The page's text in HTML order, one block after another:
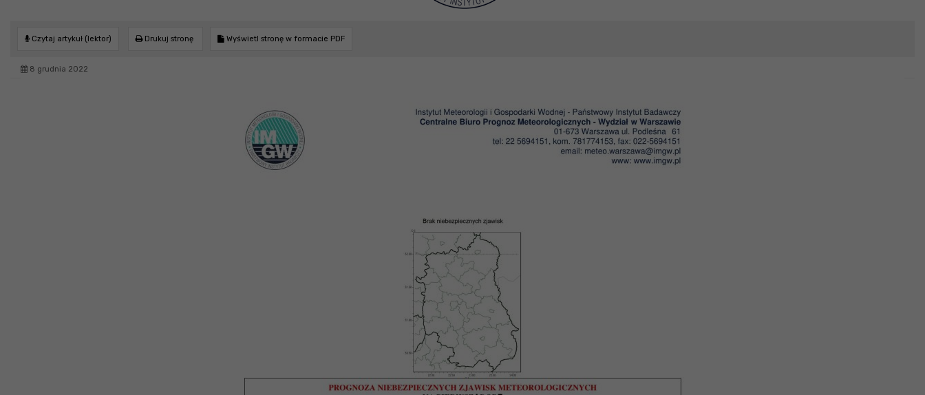
Czytaj artykuł (lektor) Drukuj stronę Wyświetl stronę w formacie PDF
8 grudnia 2022